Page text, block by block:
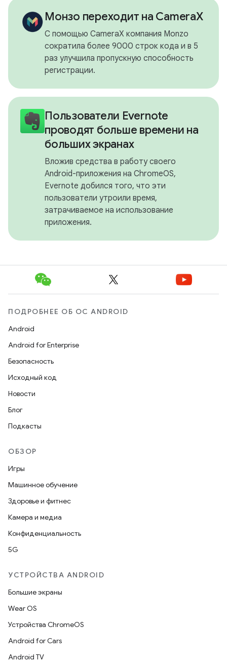
Монзо переходит на CameraX
С помощью CameraX компания Monzo
сократила более 9000 строк кода и в 5
раз улучшила пропускную способность
регистрации.
Пользователи Evernote
проводят больше времени на
больших экранах
Вложив средства в работу своего
Android-приложения на ChromeOS,
Evernote добился того, что эти
пользователи утроили время,
затрачиваемое на использование
приложения.
ПОДРОБНЕЕ ОБ ОС ANDROID
Android
Android for Enterprise
Безопасность
Исходный код
Новости
Блог
Подкасты
ОБЗОР
Игры
Машинное обучение
Здоровье и фитнес
Камера и медиа
Конфиденциальность
5G
УСТРОЙСТВА ANDROID
Большие экраны
Wear OS
Устройства ChromeOS
Android for Cars
Android TV